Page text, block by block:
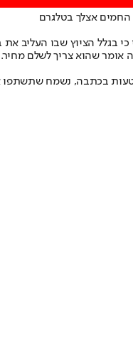
החמים אצלך בטלגרם
אומר שהוא צריך לשלם
בכתבה, נשמח שתשתפו